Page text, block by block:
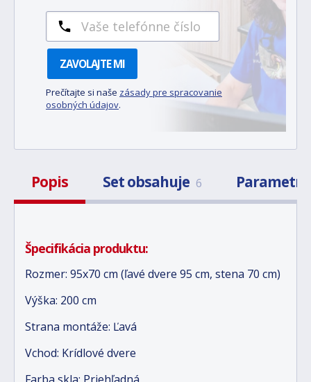
ZAVOLAJTE MI
Prečítajte si naše zásady pre spracovanie
osobných údajov.
Popis Set obsahuje 6 Parametre
Špecifikácia produktu:
Rozmer: 95x70 cm (ľavé dvere 95 cm, stena 70 cm)
Výška: 200 cm
Strana montáže: Ľavá
Vchod: Krídlové dvere
Farba skla: Priehľadná